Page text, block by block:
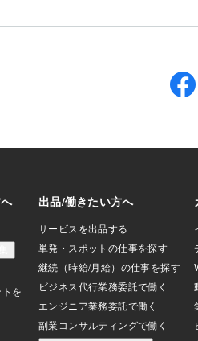
ていきます。
切にしています。